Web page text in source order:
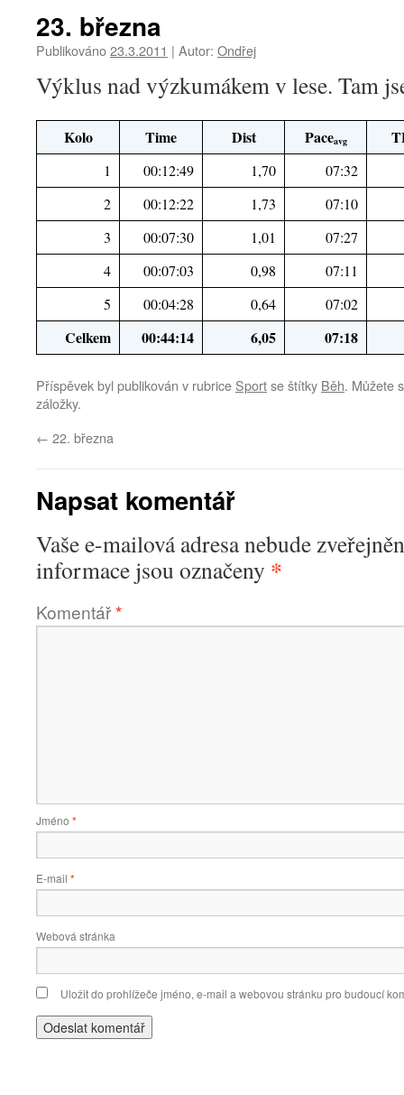
23. března
Publikováno23.3.2011 | Autor: Ondřej
Výklus nad výzkumákem v lese. Tam
Kolo Time Dist Paceavg
1 00:12:49 1,70
07:32
2
00:12:22 1,73
07:10
3
00:07:30 1,01
07:27
4
00:07:03 0,98
07:11
5
00:04:28 0,64 07:02
Celkem 00:44:14 6,05 07:18
Příspěvek byl publikován v rubrice Sportse štítky Běh. Můžete
záložky.
← 22. března
Napsat komentář
Vaše e-mailová adresa nebude
informace jsou označeny *
Komentář*
Jméno *
E-mail *
Webová stránka
Uložit do prohlížeče jméno, e-mail a webovou stránku pro budoucí